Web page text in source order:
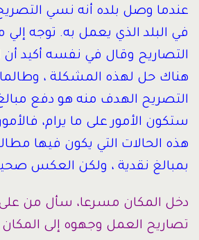
عندما وصل بلده أنه نسي
في البلد الذي يعمل به. توجه
التصاريح وقال في نفسه أكيد أن
هناك حل لهذه المشكلة ،
التصريح الهدف منه هو دفع مبالغ
ستكون الأمور على ما يرام،
هذه الحالات التي يكون فيها
بمبالغ نقدية ، ولكن العكس
دخل المكان مسرعا، سأل من على
تصاريح العمل وجهوه إلى المكان